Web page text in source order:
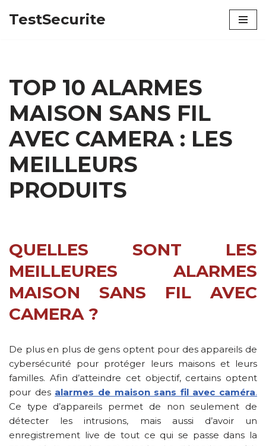
TestSecurite
TOP 10 ALARMES
MAISON SANS FIL
AVEC CAMERA : LES
MEILLEURS
PRODUITS
QUELLES SONT LES
MEILLEURES ALARMES
MAISON SANS FIL AVEC
CAMERA ?
De plus en plus de gens optent pour des appareils de
cybersécurité pour protéger leurs maisons et leurs
familles. Afin d’atteindre cet objectif, certains optent
pour des alarmes de maison sans fil avec caméra.
Ce type d’appareils permet de non seulement de
détecter les intrusions, mais aussi d’avoir un
enregistrement live de tout ce qui se passe dans la